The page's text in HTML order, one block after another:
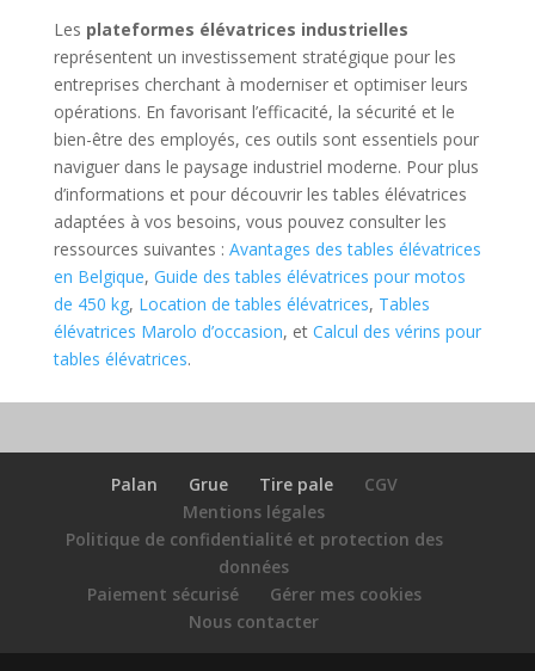
Les plateformes élévatrices industrielles
représentent un investissement stratégique pour les
entreprises cherchant à moderniser et optimiser leurs
opérations. En favorisant l’efficacité, la sécurité et le
bien-être des employés, ces outils sont essentiels pour
naviguer dans le paysage industriel moderne. Pour plus
d’informations et pour découvrir les tables élévatrices
adaptées à vos besoins, vous pouvez consulter les
ressources suivantes : Avantages des tables élévatrices
en Belgique, Guide des tables élévatrices pour motos
de 450 kg, Location de tables élévatrices, Tables
élévatrices Marolo d’occasion, et Calcul des vérins pour
tables élévatrices.
Palan Grue Tire pale
CGV
Mentions légales
Politique de confidentialité et protection des
données
Paiement sécurisé
Gérer mes cookies
Nous contacter